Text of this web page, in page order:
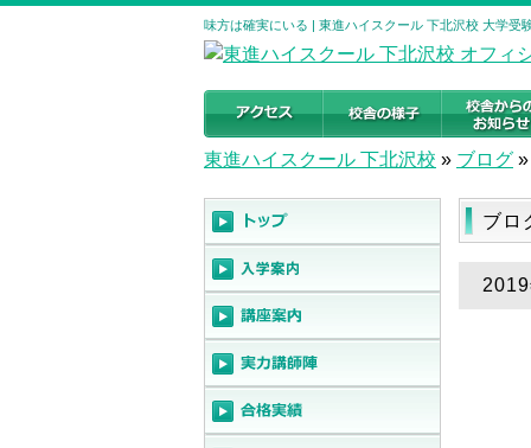
味方は確実にいる | 東進ハイスクール 下北沢校 大学受
東進ハイスクール 下北沢校 » ブログ »
ブロ